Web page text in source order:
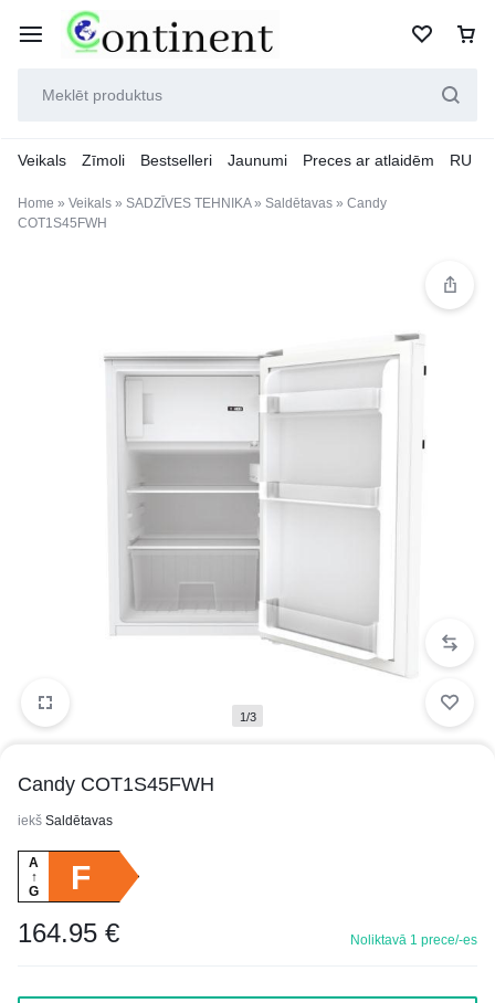
Veikals Zīmoli Bestselleri Jaunumi Preces ar atlaidēm RU
Home » Veikals » SADZĪVES TEHNIKA» Saldētavas » Candy
COT1S45FWH
1/3
Candy COT1S45FWH
iekš Saldētavas
A
↑
G
F
164.95 € Noliktavā 1 prece/-es